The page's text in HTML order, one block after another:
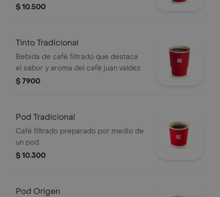
endulzada con panela, clavos y canela.
$ 10.500
Tinto Tradicional
Bebida de café filtrado que destaca
el sabor y aroma del café juan valdez.
$ 7900
Pod Tradicional
Café filtrado preparado por medio de
un pod.
$ 10.300
Pod Origen